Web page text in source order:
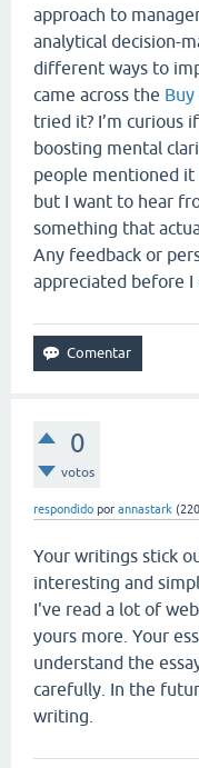
approach to
analytical decision-
different ways to
came across the Buy
tried it? I’m curious
boosting mental
people mentioned it
but I want to hear
something that
Any feedback or
appreciated before
0
votos
respondido por annastark (220
Your writings stick
interesting and
I've read a lot of
yours more. Your
understand the
carefully. In the
writing.